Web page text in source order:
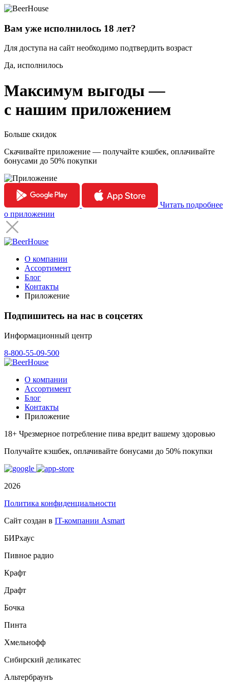
Вам уже исполнилось 18 лет?
Для доступа на сайт необходимо подтвердить возраст
Да, исполнилось
Максимум выгоды —
с нашим приложением
Больше скидок
Скачивайте приложение — получайте кэшбек, оплачивайте
бонусами до 50% покупки
Читать подробнее
о приложении
О компании
Ассортимент
Блог
Контакты
Приложение
Подпишитесь на нас в соцсетях
Информационный центр
8-800-55-09-500
О компании
Ассортимент
Блог
Контакты
Приложение
18+ Чрезмерное потребление пива вредит вашему здоровью
Получайте кэшбек, оплачивайте бонусами до 50% покупки
2026
Политика конфиденциальности
Сайт создан в IT-компании Asmart
БИРхаус
Пивное радио
Крафт
Драфт
Бочка
Пинта
Хмельнофф
Сибирский деликатес
Альтербраунъ